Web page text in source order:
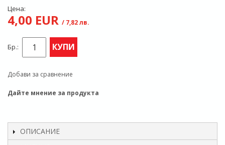
Цена:
4,00 EUR / 7,82 лв.
Бр.: КУПИ
Добави за сравнение
Дайте мнение за продукта
ОПИСАНИЕ